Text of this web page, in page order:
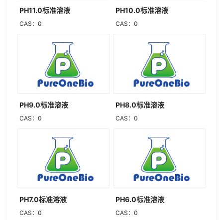
PH11.0标准溶液
CAS：0
PH10.0标准溶液
CAS：0
PH9.0标准溶液
CAS：0
PH8.0标准溶液
CAS：0
PH7.0标准溶液
CAS：0
PH6.0标准溶液
CAS：0